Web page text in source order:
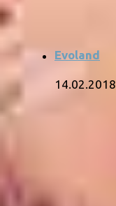
Evoland
14.02.2018